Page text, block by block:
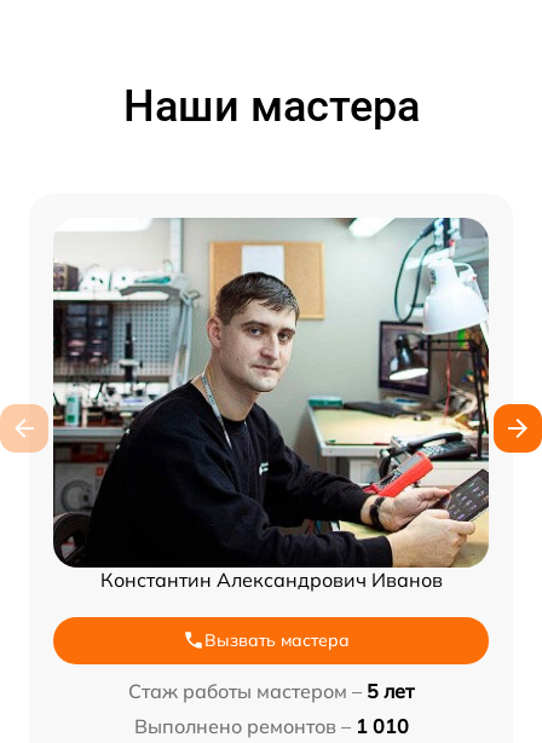
Наши мастера
Константин Александрович Иванов
Вызвать мастера
Стаж работы мастером – 5 лет
Выполнено ремонтов – 1 010